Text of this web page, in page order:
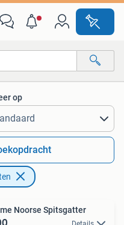
op
Noorse Spitsgatter